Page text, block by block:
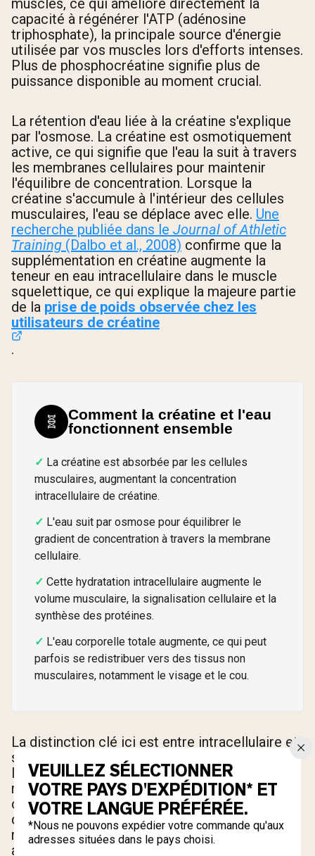
capacité à régénérer l'ATP (adénosine
triphosphate), la principale source d'énergie
utilisée par vos muscles lors d'efforts intenses.
Plus de phosphocréatine signifie plus de
puissance disponible au moment crucial.
La rétention d'eau liée à la créatine s'explique
par l'osmose. La créatine est osmotiquement
active, ce qui signifie que l'eau la suit à travers
les membranes cellulaires pour maintenir
l'équilibre de concentration. Lorsque la
créatine s'accumule à l'intérieur des cellules
musculaires, l'eau se déplace avec elle. Une
recherche publiée dans le Journal of Athletic
Training (Dalbo et al., 2008) confirme que la
supplémentation en créatine augmente la
teneur en eau intracellulaire dans le muscle
squelettique, ce qui explique la majeure partie
de la prise de poids observée chez les
utilisateurs de créatine
.
🧬
Comment la créatine et l'eau
fonctionnent ensemble
La créatine est absorbée par les cellules
musculaires, augmentant la concentration
intracellulaire de créatine.
L'eau suit par osmose pour équilibrer le
gradient de concentration à travers la membrane
cellulaire.
Cette hydratation intracellulaire augmente le
volume musculaire, la signalisation cellulaire et la
synthèse des protéines.
L'eau corporelle totale augmente, ce qui peut
parfois se redistribuer vers des tissus non
musculaires, notamment le visage et le cou.
La distinction clé ici est entre intracellulaire et
sous-cutané. La plupart de la rétention d'eau
liée à la créatine reste à l'intérieur des cellules
musculaires, ce qui est en fait bénéfique. Cela
contribue à l'apparence plus pleine et plus
dense que les athlètes remarquent dans leurs
muscles, et soutient l'environnement
anabolique nécessaire à la croissance
VEUILLEZ SÉLECTIONNER
VOTRE PAYS D'EXPÉDITION* ET
VOTRE LANGUE PRÉFÉRÉE.
*Nous ne pouvons expédier votre commande qu'aux
adresses situées dans le pays choisi.